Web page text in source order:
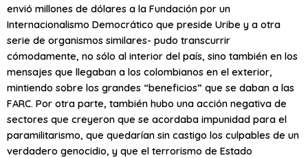
envió millones de dólares a la Fundación por un
Internacionalismo Democrático que preside Uribe y a otra
serie de organismos similares- pudo transcurrir
cómodamente, no sólo al interior del país, sino también en los
mensajes que llegaban a los colombianos en el exterior,
mintiendo sobre los grandes “beneficios” que se daban a las
FARC. Por otra parte, también hubo una acción negativa de
sectores que creyeron que se acordaba impunidad para el
paramilitarismo, que quedarían sin castigo los culpables de un
verdadero genocidio, y que el terrorismo de Estado